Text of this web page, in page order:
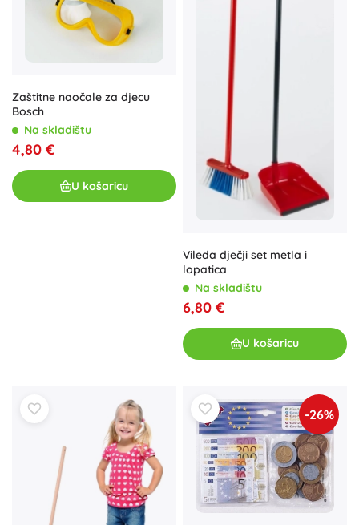
Zaštitne naočale za djecu
Bosch
Na skladištu
4,80 €
U košaricu
Vileda dječji set metla i
lopatica
Na skladištu
6,80 €
U košaricu
-26%